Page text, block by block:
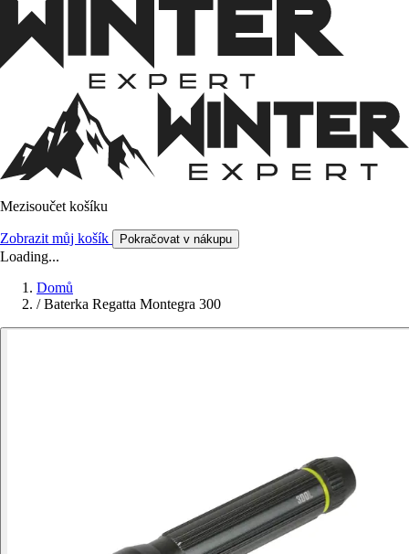
Mezisoučet košíku
Zobrazit můj košík Pokračovat v nákupu
Loading...
Domů
/ Baterka Regatta Montegra 300